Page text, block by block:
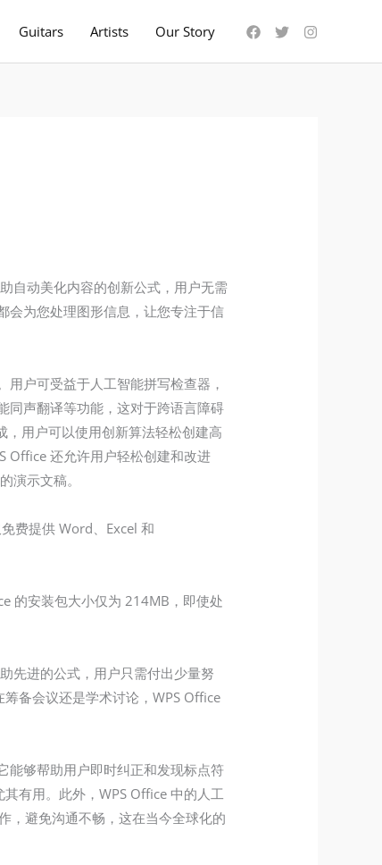
Guitars Artists Our Story
自动美化内容的创新公式，用户无需
会为您处理图形信息，让您专注于信
户可受益于人工智能拼写检查器，
同声翻译等功能，这对于跨语言障碍
用户可以使用创新算法轻松创建高
Office 还允许用户轻松创建和改进
演示文稿。
费提供 Word、Excel 和
的安装包大小仅为 214MB，即使处
先进的公式，用户只需付出少量努
备会议还是学术讨论，WPS Office
能够帮助用户即时纠正和发现标点符
有用。此外，WPS Office 中的人工
，避免沟通不畅，这在当今全球化的